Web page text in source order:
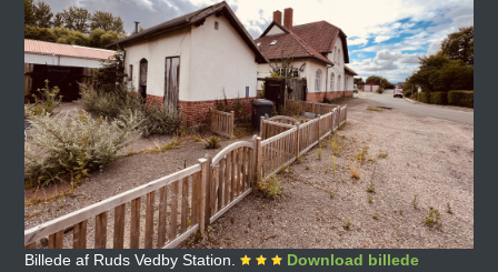
Billede af Ruds Vedby Station.
Download billede